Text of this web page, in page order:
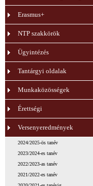
Erasmus+
NTP szakkörök
Ügyintézés
Tantárgyi oldalak
Munkaközösségek
Érettségi
Versenyeredmények
2024/2025-ös tanév
2023/2024-es tanév
2022/2023-as tanév
2021/2022-es tanév